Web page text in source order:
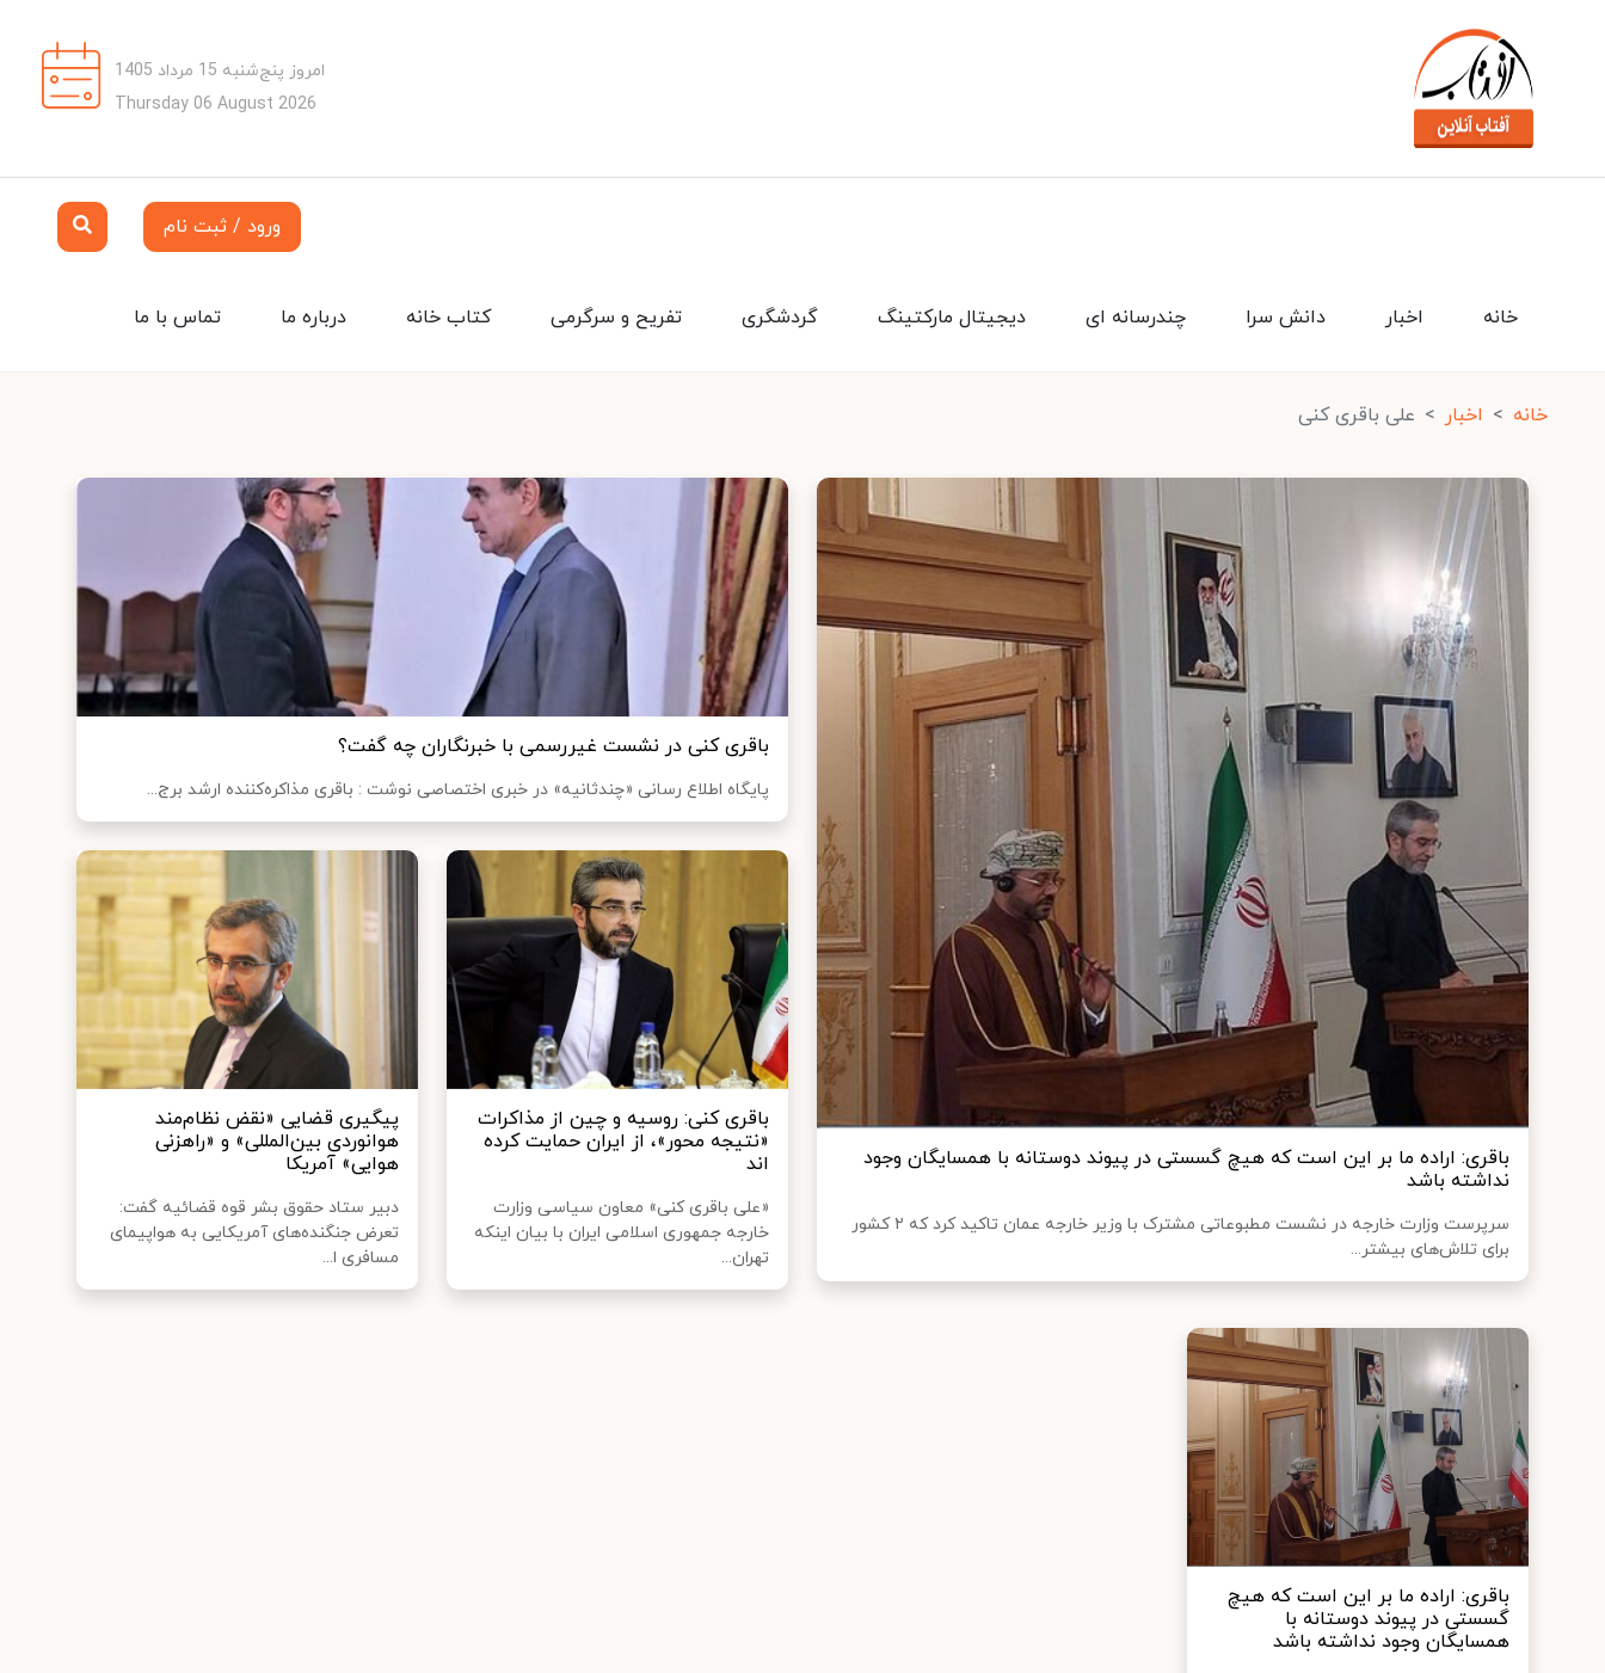
امروز پنج‌شنبه 15 مرداد 1405
Thursday 06 August 2026
ورود / ثبت نام
تماس با ما درباره ما کتاب خانه تفریح و سرگرمی گردشگری دیجیتال مارکتینگ چندرسانه ای دانش سرا اخبار خانه
خانه اخبار علی باقری کنی
باقری: اراده ما بر این است که هیچ گسستی در پیوند دوستانه با همسایگان وجود
نداشته باشد
سرپرست وزارت خارجه در نشست مطبوعاتی مشترک با وزیر خارجه عمان تاکید کرد که ۲ کشور
برای تلاش‌های بیشتر...
باقری کنی در نشست غیررسمی با خبرنگاران چه گفت؟
پایگاه اطلاع رسانی «چندثانیه» در خبری اختصاصی نوشت : باقری مذاکره‌کننده ارشد برج...
باقری کنی: روسیه و چین از مذاکرات
«نتیجه محور»، از ایران حمایت کرده
اند
«علی باقری کنی» معاون سیاسی وزارت
خارجه جمهوری اسلامی ایران با بیان اینکه
تهران...
پیگیری قضایی «نقض نظام‌مند
هوانوردی بین‌المللی» و «راهزنی
هوایی» آمریکا
دبیر ستاد حقوق بشر قوه قضائیه گفت:
تعرض جنگنده‌های آمریکایی به هواپیمای
مسافری ا...
باقری: اراده ما بر این است که هیچ
گسستی در پیوند دوستانه با
همسایگان وجود نداشته باشد